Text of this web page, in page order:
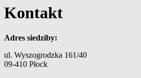
Kontakt
Adres siedziby:
ul. Wyszogrodzka 161/40
09-410 Płock